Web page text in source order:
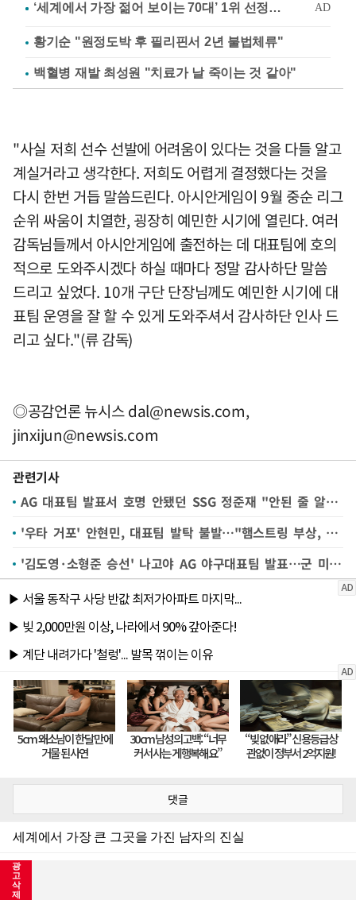
황기순 "원정도박 후 필리핀서 2년 불법체류"
백혈병 재발 최성원 "치료가 날 죽이는 것 같아"
"사실 저희 선수 선발에 어려움이 있다는 것을 다들 알고
계실거라고 생각한다. 저희도 어렵게 결정했다는 것을
다시 한번 거듭 말씀드린다. 아시안게임이 9월 중순 리그
순위 싸움이 치열한, 굉장히 예민한 시기에 열린다. 여러
감독님들께서 아시안게임에 출전하는 데 대표팀에 호의
적으로 도와주시겠다 하실 때마다 정말 감사하단 말씀
드리고 싶었다. 10개 구단 단장님께도 예민한 시기에 대
표팀 운영을 잘 할 수 있게 도와주셔서 감사하단 인사 드
리고 싶다."(류 감독)
◎공감언론 뉴시스dal@newsis.com,
jinxijun@newsis.com
광
고
삭
제
관련기사
AG 대표팀 발표서 호명 안됐던 SSG 정준재 "안된 줄 알고 심장 멎는 줄"
'우타 거포' 안현민, 대표팀 발탁 불발…"햄스트링 부상, 재발 위험 있어"
'김도영·소형준 승선' 나고야 AG 야구대표팀 발표…군 미필 16명 합류(종합)
댓글